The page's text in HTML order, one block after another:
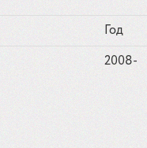
Год
2008-